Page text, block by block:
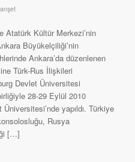
Atatürk Kültür Merkezi’nin
Büyükelçiliği’nin
Ankara’da düzenlenen
Türk-Rus İlişkileri
Devlet Üniversitesi
28-29 Eylül 2010
yapıldı. Türkiye
Rusya
[…]